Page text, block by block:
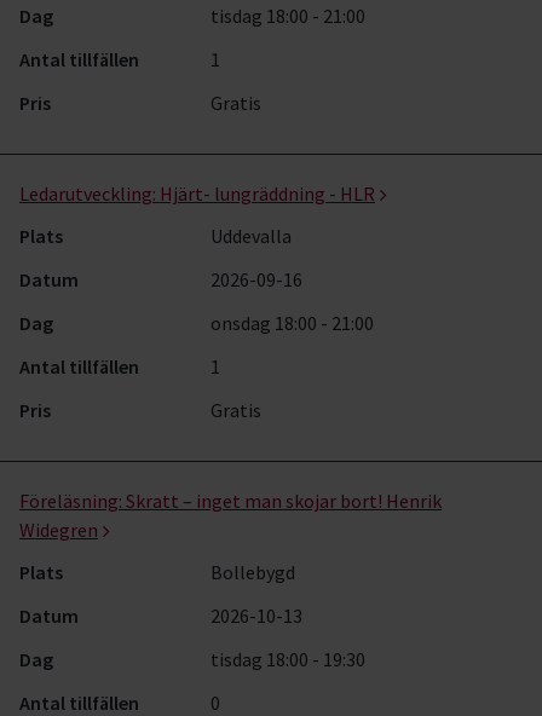
Dag
tisdag 18:00 - 21:00
Antal tillfällen
1
Pris
Gratis
Ledarutveckling: Hjärt- lungräddning - HLR
Plats
Uddevalla
Datum
2026-09-16
Dag
onsdag 18:00 - 21:00
Antal tillfällen
1
Pris
Gratis
Föreläsning: Skratt – inget man skojar bort! Henrik
Widegren
Plats
Bollebygd
Datum
2026-10-13
Dag
tisdag 18:00 - 19:30
Antal tillfällen
0